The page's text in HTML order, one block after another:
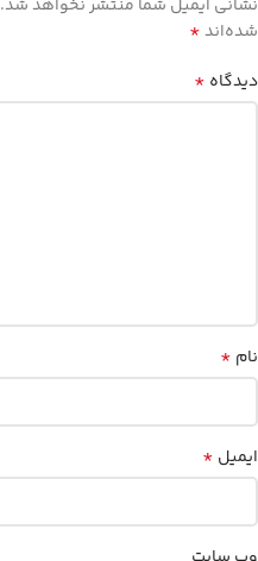
نشانی ایمیل شما منتشر نخواهد شد.
شده‌اند*
دیدگاه *
نام *
ایمیل *